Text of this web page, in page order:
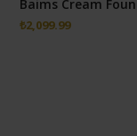
Baims Cream
₺2,099.99